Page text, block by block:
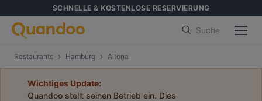
SCHNELLE & KOSTENLOSE RESERVIERUNG
Suche
Restaurants Hamburg Altona
Wichtiges Update:
Quandoo stellt seinen Betrieb ein. Dies